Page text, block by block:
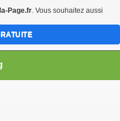
Page.fr. Vous souhaitez aussi